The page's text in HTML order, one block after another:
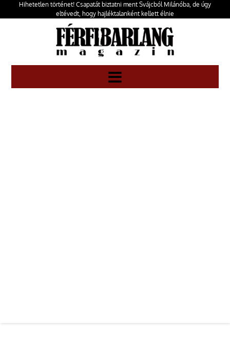
Hihetetlen történet! Csapatát biztatni ment Svájcból Milánóba, de úgy
eltévedt, hogy hajléktalanként kellett élnie